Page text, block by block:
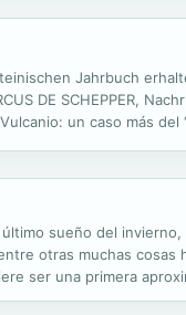
Jahrbuch
DE SCHEPPER,
un caso más
sueño del
otras muchas
ser una primera
Un texto sencillo, con